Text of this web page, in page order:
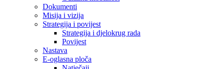
Dokumenti
Misija i vizija
Strategija i povijest
Strategija i djelokrug rada
Povijest
Nastava
E-oglasna ploča